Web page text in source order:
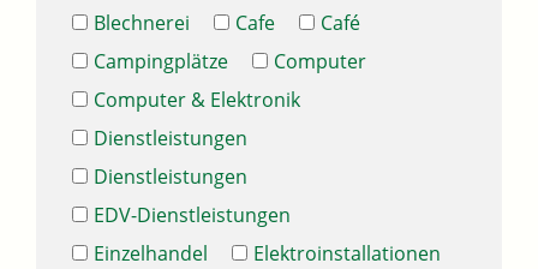
Blechnerei
Cafe
Café
Campingplätze
Computer
Computer & Elektronik
Dienstleistungen
Dienstleistungen
EDV-Dienstleistungen
Einzelhandel
Elektroinstallationen